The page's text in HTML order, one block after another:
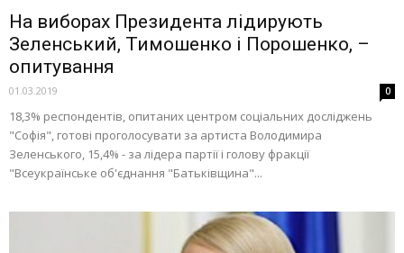
На виборах Президента лідирують
Зеленський, Тимошенко і Порошенко, –
опитування
01.03.2019 0
18,3% респондентів, опитаних центром соціальних досліджень
"Софія", готові проголосувати за артиста Володимира
Зеленського, 15,4% - за лідера партії і голову фракції
"Всеукраїнське об'єднання "Батьківщина"...